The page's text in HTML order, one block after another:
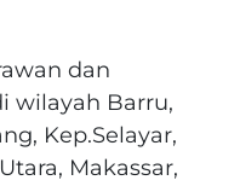
dan
wilayah Barru,
Kep.Selayar,
Makassar,